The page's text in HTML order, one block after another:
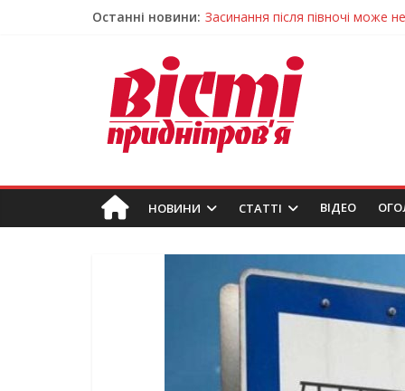
Останні новини: У Тернівці працюють над
У Самарі провели незвичайний
Світлові рішення майстрів із
Засинання після півночі може
НОВИНИ СТАТТІ ВIДЕО